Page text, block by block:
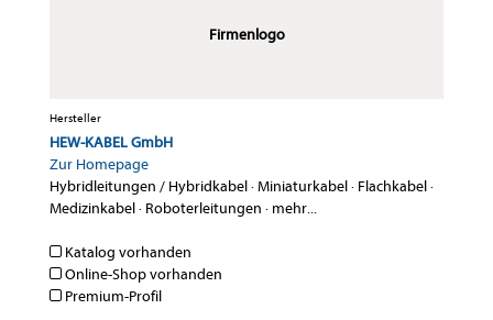
Firmenlogo
Hersteller
HEW-KABEL GmbH
Zur Homepage
Hybridleitungen / Hybridkabel·Miniaturkabel· Flachkabel·
Medizinkabel· Roboterleitungen · mehr...
Katalog vorhanden
Online-Shop vorhanden
Premium-Profil